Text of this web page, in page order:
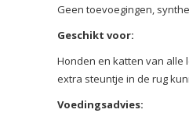
Geen toevoegingen,
Geschikt voor:
Honden en katten van
extra steuntje in de rug
Voedingsadvies: